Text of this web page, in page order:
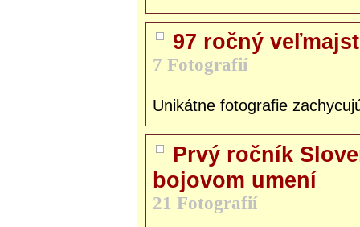
97 ročný
7 Fotografií
Unikátne fotografie
Prvý ročník
bojovom umení
21 Fotografií